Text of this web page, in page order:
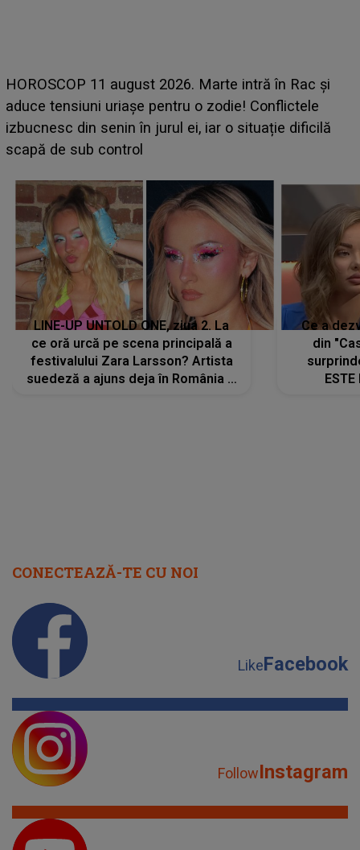
HOROSCOP 11 august 2026. Marte intră în Rac și
aduce tensiuni uriașe pentru o zodie! Conflictele
izbucnesc din senin în jurul ei, iar o situație dificilă
scapă de sub control
LINE-UP UNTOLD ONE, ziua 2. La
ce oră urcă pe scena principală a
festivalului Zara Larsson? Artista
suedeză a ajuns deja în România și
Ce a
din
CONECTEAZĂ-TE CU NOI
LikeFacebook
FollowInstagram